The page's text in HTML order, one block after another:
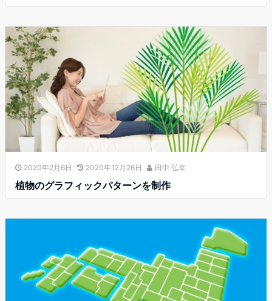
2020年2月6日 2020年12月26日 田中 弘幸
植物のグラフィックパターンを制作